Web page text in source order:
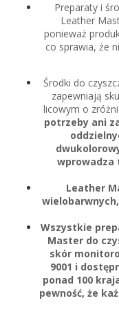
Preparaty i
Leather
ponieważ
co sprawia, że
Środki do
zapewniają
licowym o
potrzeby ani
wprowadza
Leather
Wszystkie
Master do
skór
9001 i
ponad 100
pewność, że